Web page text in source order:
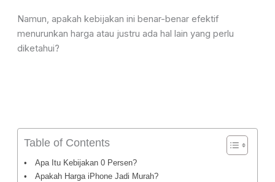
Namun, apakah kebijakan ini benar-benar efektif
menurunkan harga atau justru ada hal lain yang perlu
diketahui?
Table of Contents
Apa Itu Kebijakan 0 Persen?
Apakah Harga iPhone Jadi Murah?